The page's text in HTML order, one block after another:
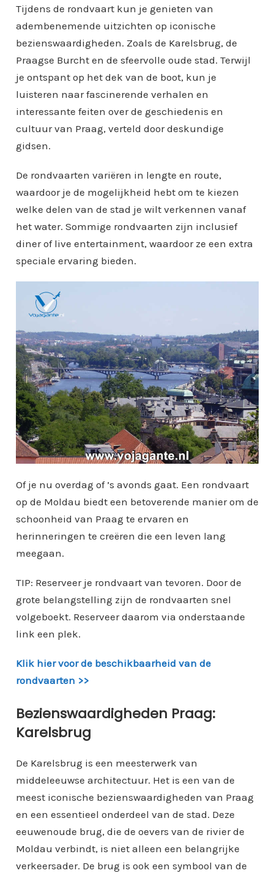
Tijdens de rondvaart kun je genieten van
adembenemende uitzichten op iconische
bezienswaardigheden. Zoals de Karelsbrug, de
Praagse Burcht en de sfeervolle oude stad. Terwijl
je ontspant op het dek van de boot, kun je
luisteren naar fascinerende verhalen en
interessante feiten over de geschiedenis en
cultuur van Praag, verteld door deskundige
gidsen.
De rondvaarten variëren in lengte en route,
waardoor je de mogelijkheid hebt om te kiezen
welke delen van de stad je wilt verkennen vanaf
het water. Sommige rondvaarten zijn inclusief
diner of live entertainment, waardoor ze een extra
speciale ervaring bieden.
Of je nu overdag of ’s avonds gaat. Een rondvaart
op de Moldau biedt een betoverende manier om de
schoonheid van Praag te ervaren en
herinneringen te creëren die een leven lang
meegaan.
TIP: Reserveer je rondvaart van tevoren. Door de
grote belangstelling zijn de rondvaarten snel
volgeboekt. Reserveer daarom via onderstaande
link een plek.
Klik hier voor de beschikbaarheid van de
rondvaarten >>
Bezienswaardigheden Praag:
Karelsbrug
De Karelsbrug is een meesterwerk van
middeleeuwse architectuur. Het is een van de
meest iconische bezienswaardigheden van Praag
en een essentieel onderdeel van de stad. Deze
eeuwenoude brug, die de oevers van de rivier de
Moldau verbindt, is niet alleen een belangrijke
verkeersader. De brug is ook een symbool van de